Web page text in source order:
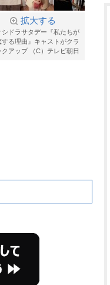
拡大する
シドラサタデー『私たちが
する理由』キャストがクラ
クアップ （C）テレビ朝日